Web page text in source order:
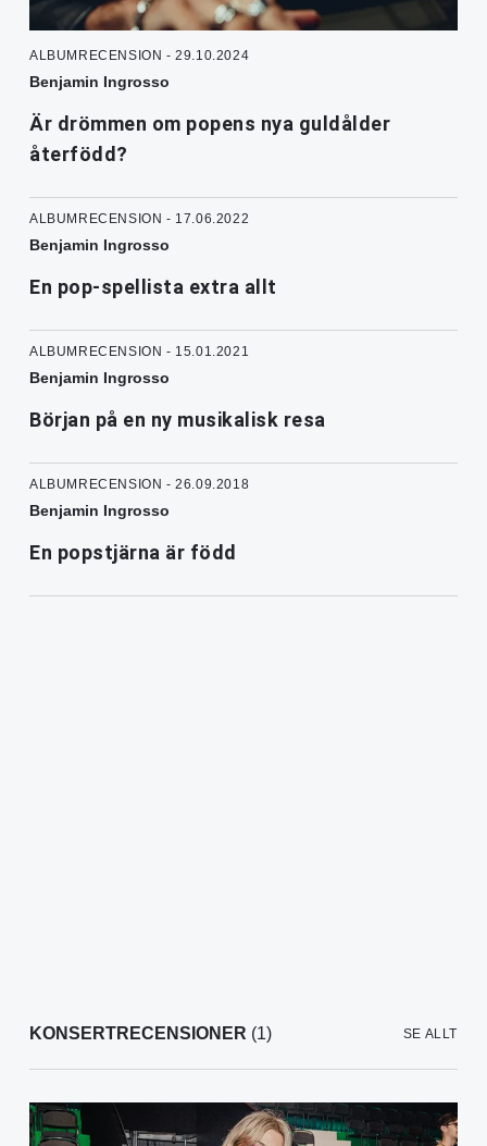
ALBUMRECENSION - 29.10.2024
Benjamin Ingrosso
Är drömmen om popens nya guldålder
återfödd?
ALBUMRECENSION - 17.06.2022
Benjamin Ingrosso
En pop-spellista extra allt
ALBUMRECENSION - 15.01.2021
Benjamin Ingrosso
Början på en ny musikalisk resa
ALBUMRECENSION - 26.09.2018
Benjamin Ingrosso
En popstjärna är född
KONSERTRECENSIONER (1) SE ALLT